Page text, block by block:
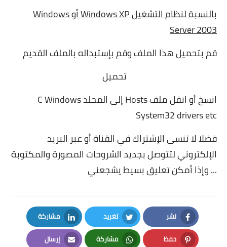
بالنسبة لنظام التشغيل Windows XP أو Windows
Server 2003
قم بتحميل هذا الملف وقم بإستبداله بالملف القديم
تحميل
انسخ أو انقل ملف Hosts إلى المجلد C Windows
System32 drivers etc
فضلا لا تنسى الإشتراك في القناة أو عبر البريد
الإلكتروني لتتوصل بجديد الشروحات المصورة والمكتوبة
... وإذا أمكن تعليق بسيط يشجعني
نشر
Facebook
تغريد
Twitter
مشاركة
LinkedIn
حفظ مشاركة إرسال